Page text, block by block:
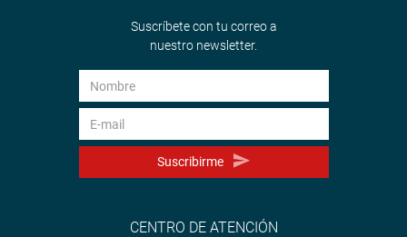
Suscríbete con tu correo a
nuestro newsletter.
Suscribirme
CENTRO DE ATENCIÓN